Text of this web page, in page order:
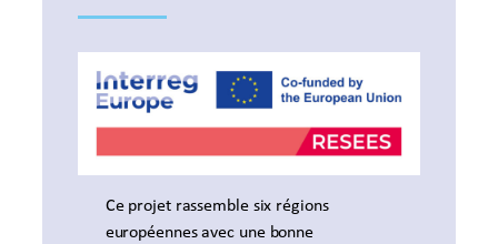
Ce projet rassemble six régions
européennes avec une bonne